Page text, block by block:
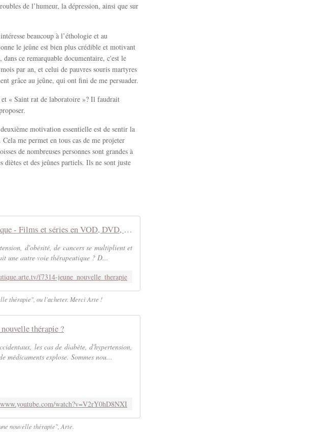
de l’humeur, la dépression, ainsi que sur
beaucoup à l’éthologie et au
le jeûne est bien plus crédible et motivant
ce remarquable documentaire, c'est le
par an, et celui de pauvres souris martyres
grâce au jeûne, qui ont fini de me persuader.
« Saint rat de laboratoire »? Il faudrait
motivation essentielle est de sentir la
me permet en tous cas de me projeter
de nombreuses personnes sont grandes à
diètes et des jeûnes partiels. Ils ne sont juste
Le jeûne une nouvelle thérapie ? - ARTE Boutique - Films et séries en VOD, DVD, location VOD, documentaires, spectacles, Blu-ray, livres et BD
d'obésité, de cancers se multiplient et
une autre voie thérapeutique ? D...
f7314-jeune_nouvelle_therapie
thérapie", ou l'acheter. Merci Arte !
thérapie ?
les cas de diabète, d'hypertension,
médicaments explose. Sommes nou...
watch?v=V2rY0hD8NXI
nouvelle thérapie", Arte.